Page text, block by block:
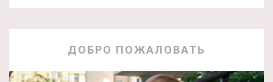
ДОБРО ПОЖАЛОВАТЬ